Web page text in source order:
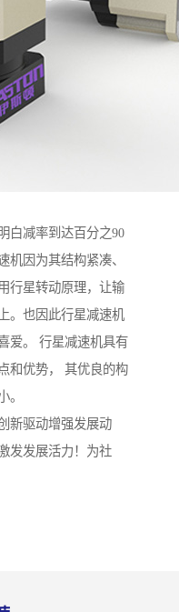
白减率到达百分之90
机因为其结构紧凑、
行星转动原理，让输
。也因此行星减速机
爱。 行星减速机具有
和优势， 其优良的构
。
新驱动增强发展动
发发展活力！为社